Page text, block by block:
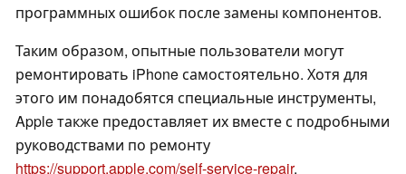
программных ошибок после замены компонентов.
Таким образом, опытные пользователи могут
ремонтировать iPhone самостоятельно. Хотя для
этого им понадобятся специальные инструменты,
Apple также предоставляет их вместе с подробными
руководствами по ремонту
https://support.apple.com/self-service-repair.